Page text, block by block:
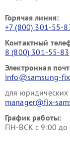
Горячая линия:
+7 (800) 301-55-
Контактный
8 (800) 301-55-83
Электронная
info@samsung-
для юридических
manager@fix-
График работы:
ПН-ВСК с 9:00 до